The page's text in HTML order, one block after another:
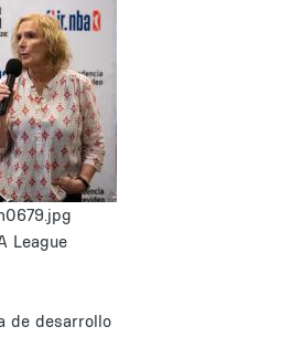
League
de desarrollo